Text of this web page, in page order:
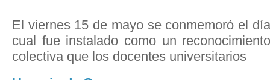
El viernes 15 de mayo se conmemoró el
cual fue instalado como un
colectiva que los docentes universitarios